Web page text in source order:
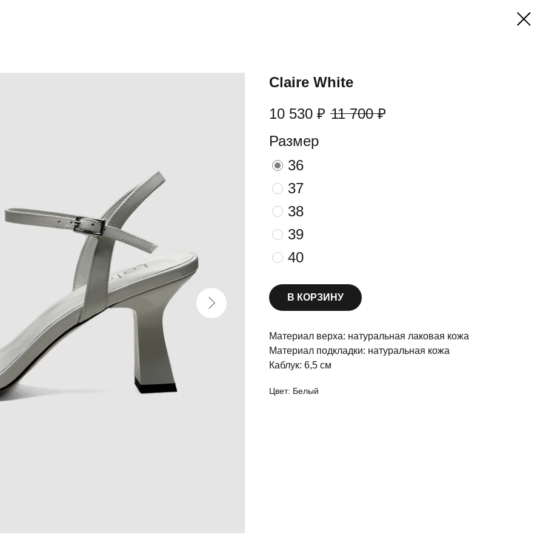
Claire White
10 530 ₽ 11 700 ₽
Размер
36
37
38
39
40
В КОРЗИНУ
Материал верха: натуральная лаковая кожа
Материал подкладки: натуральная кожа
Каблук: 6,5 см
Цвет: Белый